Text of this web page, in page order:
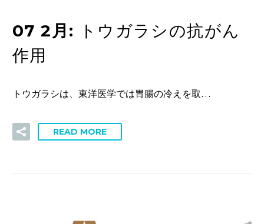
07 2月:
トウガラシの抗がん
作用
トウガラシは、東洋医学では胃腸の冷えを取…
READ MORE